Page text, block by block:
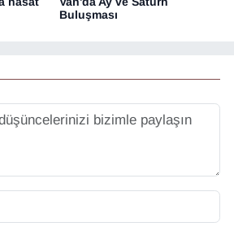
Buluşması